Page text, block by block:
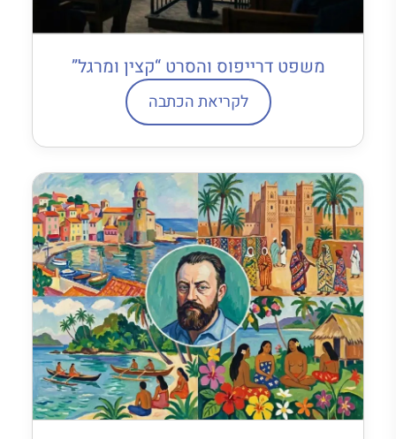
משפט דרייפוס והסרט “קצין ומרגל”
לקריאת הכתבה